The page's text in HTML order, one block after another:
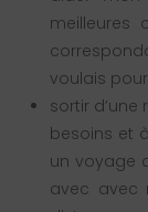
meilleures
voulais
sortir
besoins et
un voyage
avec avec